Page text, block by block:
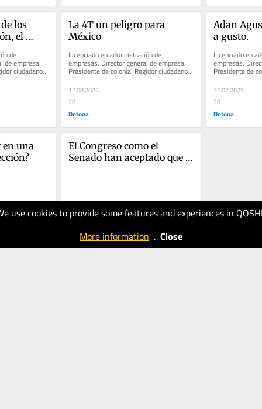
use cookies to provide some features and experiences in
More information . Close
los
el
de
de empresa.
ciudadano
la...
La 4T un peligro para
México
Licenciado en administración de
empresas. Director general de empresa.
Presidente de colonia. Regidor ciudadano
de San Pedro Garza García en la...
12.08.2025
20
Detona
Adan
a gusto.
Licenciado en
empresas.
Presidente de
31.07.2025
20
Detona
en una
El Congreso como el
Senado han aceptado que
08.05.2025
20
Detona